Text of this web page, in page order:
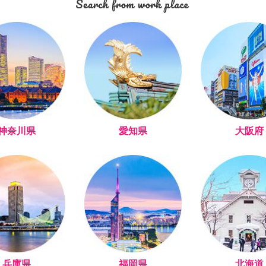
奈川県 愛知県 大阪府
兵庫県 福岡県 北海道